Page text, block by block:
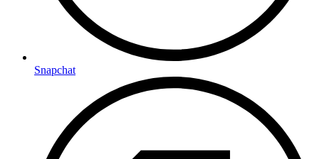
Snapchat